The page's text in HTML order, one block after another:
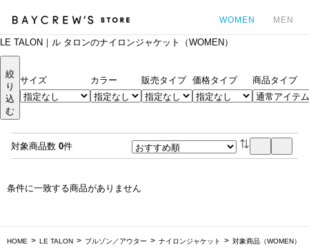
WOMEN MEN
LE TALON｜ル タロンのナイロンジャケット（WOMEN）
絞
り
込
む
サイズ カラー 販売タイプ 価格タイプ 商品タイプ
対象商品数 0件
条件に一致する商品がありません
HOME LE TALON ブルゾン／アウター ナイロンジャケット 対象商品（WOMEN）